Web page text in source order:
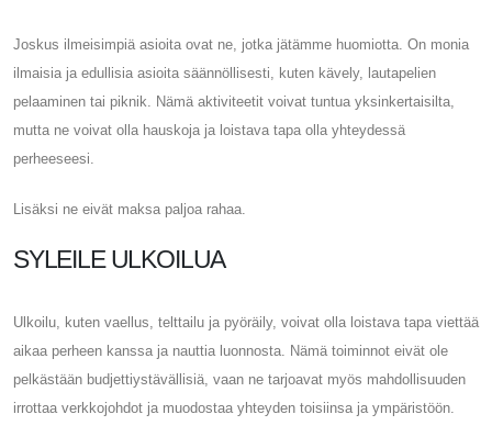
Joskus ilmeisimpiä asioita ovat ne, jotka jätämme huomiotta. On monia
ilmaisia ​​ja edullisia asioita säännöllisesti, kuten kävely, lautapelien
pelaaminen tai piknik. Nämä aktiviteetit voivat tuntua yksinkertaisilta,
mutta ne voivat olla hauskoja ja loistava tapa olla yhteydessä
perheeseesi.
Lisäksi ne eivät maksa paljoa rahaa.
SYLEILE ULKOILUA
Ulkoilu, kuten vaellus, telttailu ja pyöräily, voivat olla loistava tapa viettää
aikaa perheen kanssa ja nauttia luonnosta. Nämä toiminnot eivät ole
pelkästään budjettiystävällisiä, vaan ne tarjoavat myös mahdollisuuden
irrottaa verkkojohdot ja muodostaa yhteyden toisiinsa ja ympäristöön.